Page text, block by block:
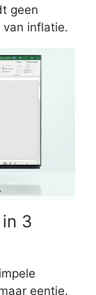
geen
van inflatie.
3
eentje.